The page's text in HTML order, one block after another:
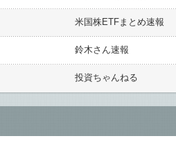
米国株ETFまとめ速報
鈴木さん速報
投資ちゃんねる